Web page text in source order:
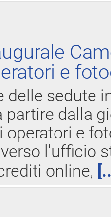
e
delle sedute
partire dalla
operatori e
l'ufficio
online,